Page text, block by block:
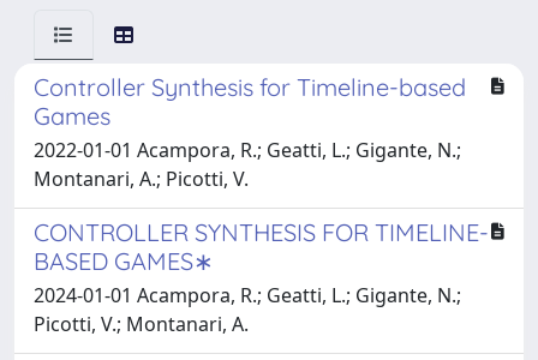
Controller Synthesis for Timeline-based
Games
2022-01-01 Acampora, R.; Geatti, L.; Gigante, N.;
Montanari, A.; Picotti, V.
CONTROLLER SYNTHESIS FOR TIMELINE-
BASED GAMES∗
2024-01-01 Acampora, R.; Geatti, L.; Gigante, N.;
Picotti, V.; Montanari, A.